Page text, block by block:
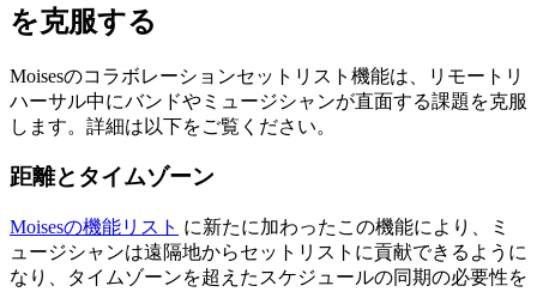
を克服する
Moisesのコラボレーションセットリスト機能は、リモートリ
ハーサル中にバンドやミュージシャンが直面する課題を克服
します。詳細は以下をご覧ください。
距離とタイムゾーン
Moisesの機能リスト に新たに加わったこの機能により、ミ
ュージシャンは遠隔地からセットリストに貢献できるように
なり、タイムゾーンを超えたスケジュールの同期の必要性を